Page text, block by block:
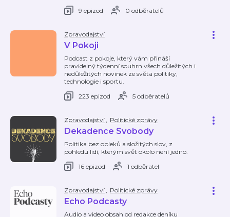
9 epizod
0 odběratelů
Zpravodajství
V Pokoji
Podcast z pokoje, který vám přináší
pravidelný týdenní souhrn všech důležitých i
nedůležitých novinek ze světa politiky,
technologie i sportu.
223 epizod
5 odběratelů
Zpravodajství, Politické zprávy
Dekadence Svobody
Politika bez obleků a složitých slov, z
pohledu lidí, kterým svět okolo není jedno.
16 epizod
1 odběratel
Zpravodajství, Politické zprávy
Echo Podcasty
Audio a video obsah od redakce deníku